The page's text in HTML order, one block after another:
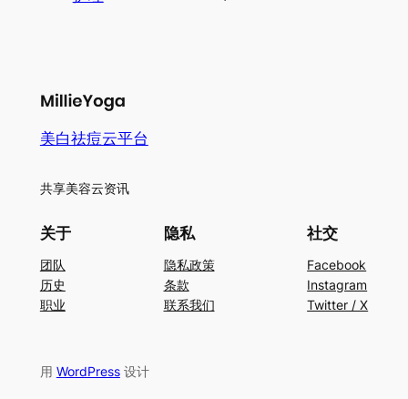
美白祛痘云平台
共享美容云资讯
关于
团队
历史
职业
隐私
隐私政策
条款
联系我们
社交
Facebook
Instagram
Twitter / X
用 WordPress设计